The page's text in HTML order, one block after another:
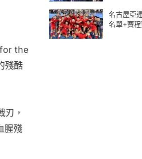
for the
殘酷
刃，
腥殘
名古屋亞
名單+賽